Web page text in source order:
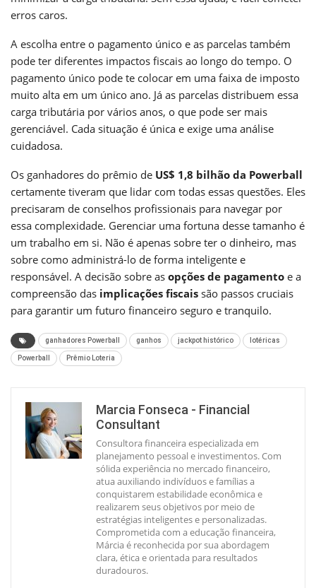
erros caros.
A escolha entre o pagamento único e as parcelas também
pode ter diferentes impactos fiscais ao longo do tempo. O
pagamento único pode te colocar em uma faixa de imposto
muito alta em um único ano. Já as parcelas distribuem essa
carga tributária por vários anos, o que pode ser mais
gerenciável. Cada situação é única e exige uma análise
cuidadosa.
Os ganhadores do prêmio de US$ 1,8 bilhão da Powerball
certamente tiveram que lidar com todas essas questões. Eles
precisaram de conselhos profissionais para navegar por
essa complexidade. Gerenciar uma fortuna desse tamanho é
um trabalho em si. Não é apenas sobre ter o dinheiro, mas
sobre como administrá-lo de forma inteligente e
responsável. A decisão sobre as opções de pagamento e a
compreensão das implicações fiscais são passos cruciais
para garantir um futuro financeiro seguro e tranquilo.
ganhadores Powerball ganhos jackpot histórico lotéricas
Powerball Prêmio Loteria
Marcia Fonseca - Financial
Consultant
Consultora financeira especializada em
planejamento pessoal e investimentos. Com
sólida experiência no mercado financeiro,
atua auxiliando indivíduos e famílias a
conquistarem estabilidade econômica e
realizarem seus objetivos por meio de
estratégias inteligentes e personalizadas.
Comprometida com a educação financeira,
Márcia é reconhecida por sua abordagem
clara, ética e orientada para resultados
duradouros.